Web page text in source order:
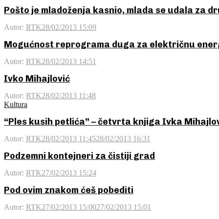
Pošto je mladoženja kasnio, mlada se udala za
Autor: RTK28/02/2013 15:09
Mogućnost reprograma duga za električnu
Autor: RTK28/02/2013 14:51
Ivko Mihajlović
Autor: RTK28/02/2013 11:48
Kultura
“Ples kusih petlića” – četvrta knjiga Ivka
Autor: RTK28/02/2013 11:4528/02/2013 16:31
Podzemni kontejneri za čistiji grad
Autor: RTK27/02/2013 15:24
Pod ovim znakom ćeš pobediti
Autor: RTK27/02/2013 15:0027/02/2013 15:01